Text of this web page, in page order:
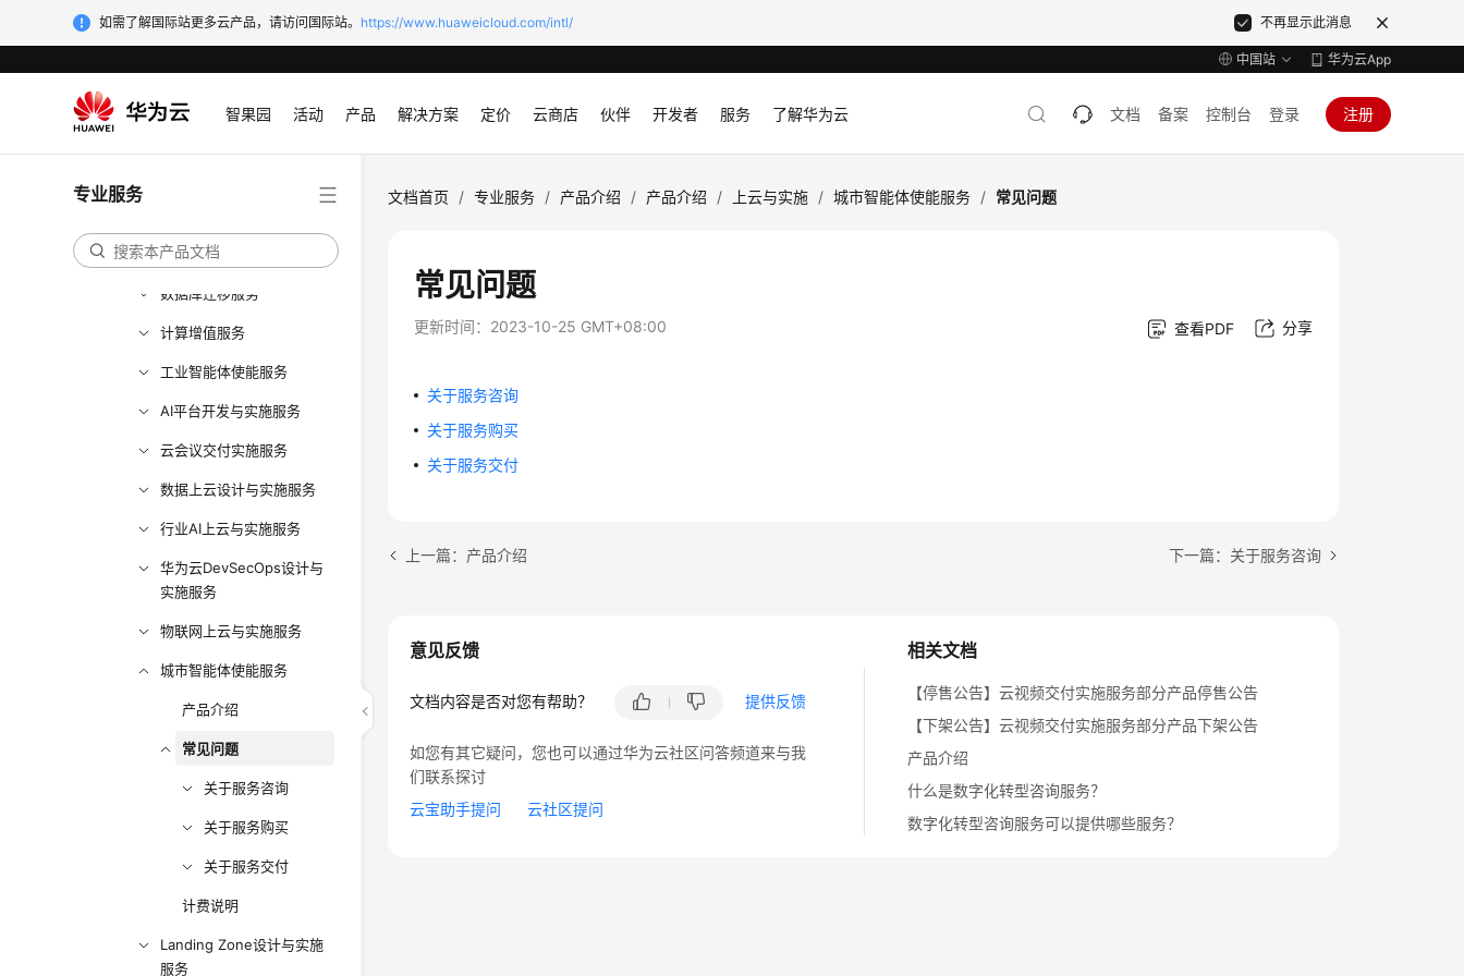
如需了解国际站更多云产品，请访问国际站。 https://www.huaweicloud.com/intl/ 不再显示此消息
中国站 华为云App
智果园 活动 产品 解决方案 定价 云商店 伙伴 开发者 服务 了解华为云 文档 备案 控制台 登录 注册
专业服务
SAP上云专业服务
云视频交付实施服务
数据库迁移服务
计算增值服务
工业智能体使能服务
AI平台开发与实施服务
云会议交付实施服务
数据上云设计与实施服务
行业AI上云与实施服务
华为云DevSecOps设计与
实施服务
物联网上云与实施服务
城市智能体使能服务
产品介绍
常见问题
关于服务咨询
关于服务购买
关于服务交付
计费说明
Landing Zone设计与实施
服务
文档首页 / 专业服务 / 产品介绍 / 产品介绍 / 上云与实施 / 城市智能体使能服务 / 常见问题
常见问题
更新时间： 2023-10-25 GMT+08:00 查看PDF 分享
关于服务咨询
关于服务购买
关于服务交付
上一篇：产品介绍 下一篇：关于服务咨询
相关文档
【停售公告】云视频交付实施服务部分产品停售公告
【下架公告】云视频交付实施服务部分产品下架公告
产品介绍
什么是数字化转型咨询服务？
数字化转型咨询服务可以提供哪些服务？
意见反馈
文档内容是否对您有帮助？ 提供反馈
如您有其它疑问，您也可以通过华为云社区问答频道来与我
们联系探讨
云宝助手提问
云社区提问